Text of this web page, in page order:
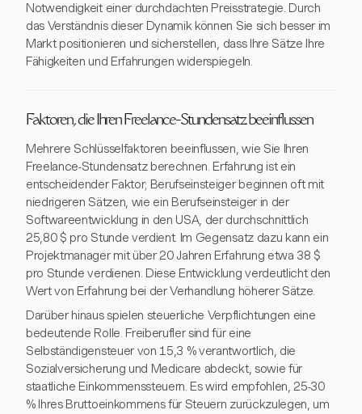
Notwendigkeit einer durchdachten Preisstrategie. Durch
das Verständnis dieser Dynamik können Sie sich besser im
Markt positionieren und sicherstellen, dass Ihre Sätze Ihre
Fähigkeiten und Erfahrungen widerspiegeln.
Faktoren, die Ihren Freelance-Stundensatz beeinflussen
Mehrere Schlüsselfaktoren beeinflussen, wie Sie Ihren
Freelance-Stundensatz berechnen. Erfahrung ist ein
entscheidender Faktor; Berufseinsteiger beginnen oft mit
niedrigeren Sätzen, wie ein Berufseinsteiger in der
Softwareentwicklung in den USA, der durchschnittlich
25,80 $ pro Stunde verdient. Im Gegensatz dazu kann ein
Projektmanager mit über 20 Jahren Erfahrung etwa 38 $
pro Stunde verdienen. Diese Entwicklung verdeutlicht den
Wert von Erfahrung bei der Verhandlung höherer Sätze.
Darüber hinaus spielen steuerliche Verpflichtungen eine
bedeutende Rolle. Freiberufler sind für eine
Selbständigensteuer von 15,3 % verantwortlich, die
Sozialversicherung und Medicare abdeckt, sowie für
staatliche Einkommenssteuern. Es wird empfohlen, 25-30
% Ihres Bruttoeinkommens für Steuern zurückzulegen, um